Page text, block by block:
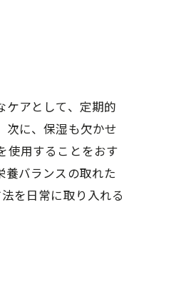
ケアとして、定期的
次に、保湿も欠かせ
使用することをおす
養バランスの取れた
を日常に取り入れる